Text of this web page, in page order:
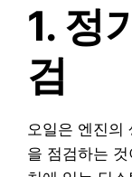
1. 정
검
오일은 엔진의
을 점검하는